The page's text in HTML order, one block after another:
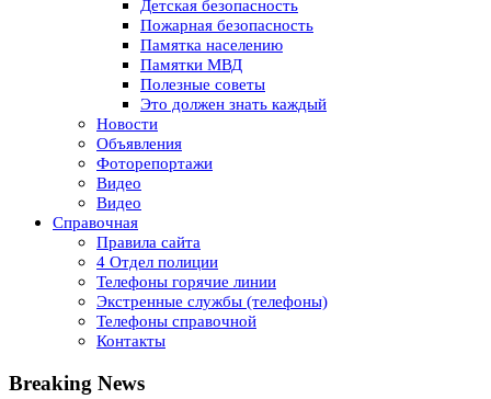
Детская безопасность
Пожарная безопасность
Памятка населению
Памятки МВД
Полезные советы
Это должен знать каждый
Новости
Объявления
Фоторепортажи
Видео
Видео
Справочная
Правила сайта
4 Отдел полиции
Телефоны горячие линии
Экстренные службы (телефоны)
Телефоны справочной
Контакты
Breaking News